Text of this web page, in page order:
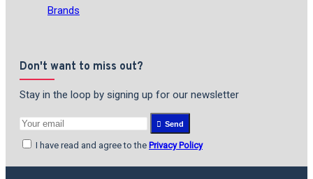
Brands
Don't want to miss out?
Stay in the loop by signing up for our newsletter
Send
I have read and agree to the Privacy Policy